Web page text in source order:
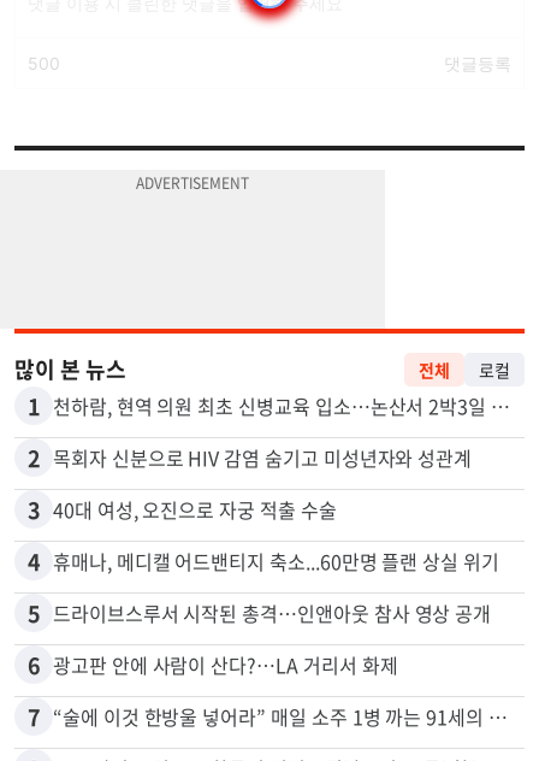
많이 본 뉴스 전체 로컬
1 천하람, 현역 의원 최초 신병교육 입소…논산서 2박3일 생활
2 목회자 신분으로 HIV 감염 숨기고 미성년자와 성관계
3 40대 여성, 오진으로 자궁 적출 수술
4 휴매나, 메디캘 어드밴티지 축소...60만명 플랜 상실 위기
5 드라이브스루서 시작된 총격…인앤아웃 참사 영상 공개
6 광고판 안에 사람이 산다?…LA 거리서 화제
7 “술에 이것 한방울 넣어라” 매일 소주 1병 까는 91세의 철칙